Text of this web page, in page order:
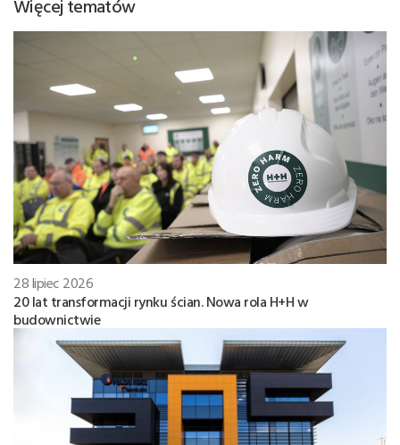
28 lipiec 2026
20 lat transformacji rynku ścian. Nowa rola H+H w
budownictwie